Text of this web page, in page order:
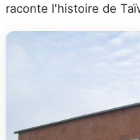
raconte l'histoire de